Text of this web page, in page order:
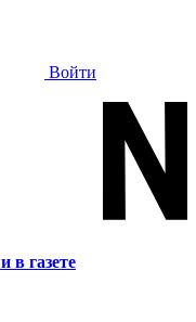
Войти
и в газете